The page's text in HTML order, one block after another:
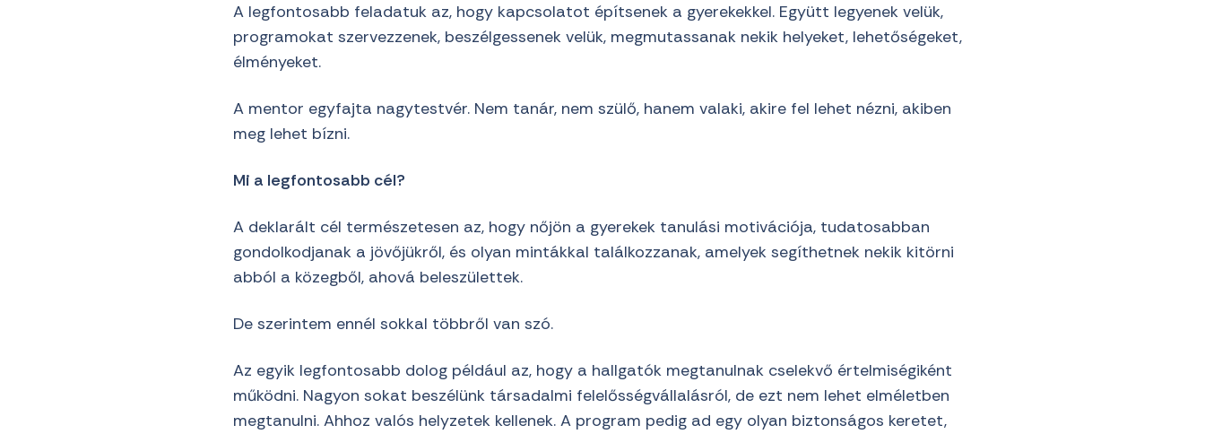
A legfontosabb feladatuk az, hogy kapcsolatot építsenek a gyerekekkel. Együtt legyenek velük,
programokat szervezzenek, beszélgessenek velük, megmutassanak nekik helyeket, lehetőségeket,
élményeket.
A mentor egyfajta nagytestvér. Nem tanár, nem szülő, hanem valaki, akire fel lehet nézni, akiben
meg lehet bízni.
Mi a legfontosabb cél?
A deklarált cél természetesen az, hogy nőjön a gyerekek tanulási motivációja, tudatosabban
gondolkodjanak a jövőjükről, és olyan mintákkal találkozzanak, amelyek segíthetnek nekik kitörni
abból a közegből, ahová beleszülettek.
De szerintem ennél sokkal többről van szó.
Az egyik legfontosabb dolog például az, hogy a hallgatók megtanulnak cselekvő értelmiségiként
működni. Nagyon sokat beszélünk társadalmi felelősségvállalásról, de ezt nem lehet elméletben
megtanulni. Ahhoz valós helyzetek kellenek. A program pedig ad egy olyan biztonságos keretet,